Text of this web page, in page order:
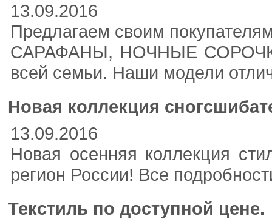
13.09.2016
Предлагаем своим
САРАФАНЫ, НОЧНЫЕ
всей семьи. Наши модели
Новая коллекция
13.09.2016
Новая осенняя коллекция
регион России! Все
Текстиль по доступной цене.